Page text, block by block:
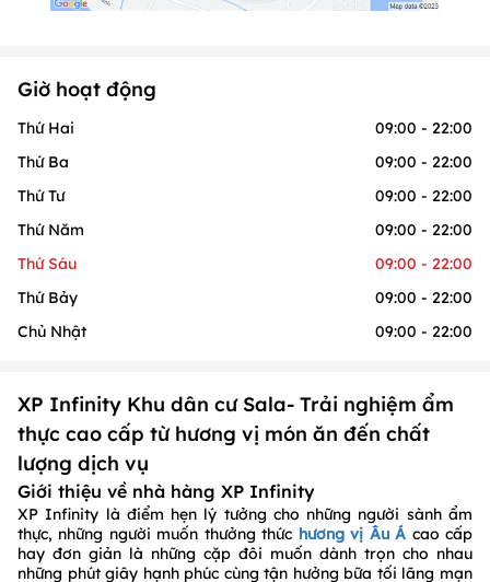
Giờ hoạt động
Thứ Hai
09:00 - 22:00
Thứ Ba
09:00 - 22:00
Thứ Tư
09:00 - 22:00
Thứ Năm
09:00 - 22:00
Thứ Sáu
09:00 - 22:00
Thứ Bảy
09:00 - 22:00
Chủ Nhật
09:00 - 22:00
XP Infinity Khu dân cư Sala- Trải nghiệm ẩm
thực cao cấp từ hương vị món ăn đến chất
lượng dịch vụ
Giới thiệu về nhà hàng XP Infinity
XP Infinity là điểm hẹn lý tưởng cho những người sành ẩm
thực, những người muốn thưởng thức hương vị Âu Á cao cấp
hay đơn giản là những cặp đôi muốn dành trọn cho nhau
những phút giây hạnh phúc cùng tận hưởng bữa tối lãng mạn